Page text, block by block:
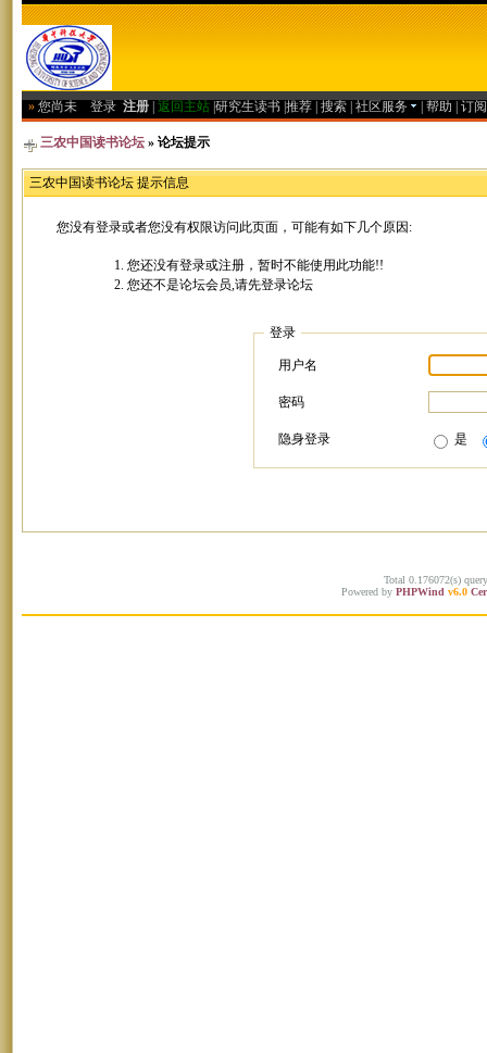
» 您尚未 登录 注册 返回主站 研究生读书 推荐 搜索 社区服务 帮助 订
三农中国读书论坛 » 论坛提示
三农中国读书论坛 提示信息
您没有登录或者您没有权限访问此页面，可能有如下几个原因:
您还没有登录或注册，暂时不能使用此功能!!
您还不是论坛会员,请先登录论坛
登录
用户名
密码
隐身登录 是
Total 0.176072(s)
Powered by PHPWind v6.0